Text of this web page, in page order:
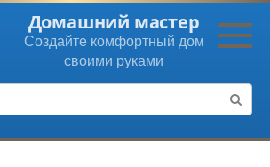
Домашний мастер
Создайте комфортный дом
своими руками